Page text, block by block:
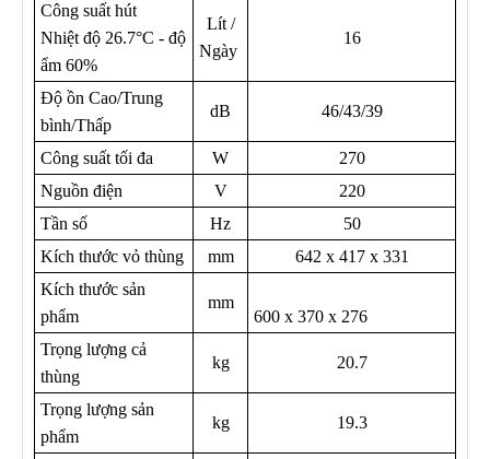
Công suất hút
Nhiệt độ 26.7°C - độ
ẩm 60%
Lít /
Ngày
16
Độ ồn Cao/Trung
bình/Thấp
dB 46/43/39
Công suất tối đa W
270
Nguồn điện
V
220
Tần số
Hz
50
Kích thước vỏ thùng
mm
642 x 417 x 331
Kích thước sản
phẩm
mm
600 x 370 x 276
Trọng lượng cả
thùng
kg 20.7
Trọng lượng sản
phẩm
kg 19.3